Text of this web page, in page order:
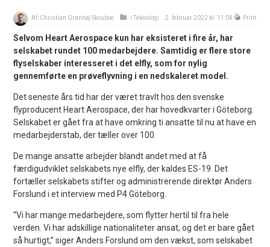
Af: Christian Granhøj Skouboe iTeknologi 2. februar 2022 kl. 11:04 Print
Selvom Heart Aerospace kun har eksisteret i fire år, har
selskabet rundet 100 medarbejdere. Samtidig er flere store
flyselskaber interesseret i det elfly, som for nylig
gennemførte en prøveflyvning i en nedskaleret model.
Det seneste års tid har der været travlt hos den svenske
flyproducent Heart Aerospace, der har hovedkvarter i Göteborg.
Selskabet er gået fra at have omkring ti ansatte til nu at have en
medarbejderstab, der tæller over 100.
De mange ansatte arbejder blandt andet med at få
færdigudviklet selskabets nye elfly, der kaldes ES-19. Det
fortæller selskabets stifter og administrerende direktør Anders
Forslund i et interview med P4 Göteborg.
“Vi har mange medarbejdere, som flytter hertil til fra hele
verden. Vi har adskillige nationaliteter ansat, og det er bare gået
så hurtigt,” siger Anders Forslund om den vækst, som selskabet